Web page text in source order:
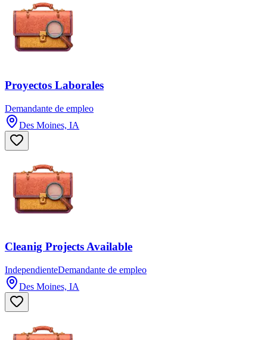
Proyectos Laborales
Demandante de empleo
Des Moines, IA
Cleanig Projects Available
IndependienteDemandante de empleo
Des Moines, IA